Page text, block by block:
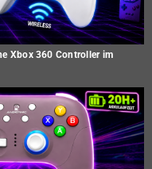
Xbox 360 Controller im